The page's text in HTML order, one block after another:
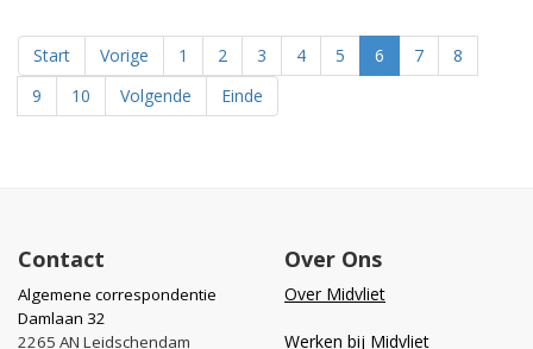
Start Vorige 1 2 3 4 5 6 7
8
9
10 Volgende Einde
Contact
Algemene correspondentie
Damlaan 32
2265 AN Leidschendam
Over Ons
Over Midvliet
Werken bij Midvliet